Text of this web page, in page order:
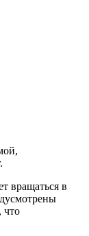
вращаться в
что